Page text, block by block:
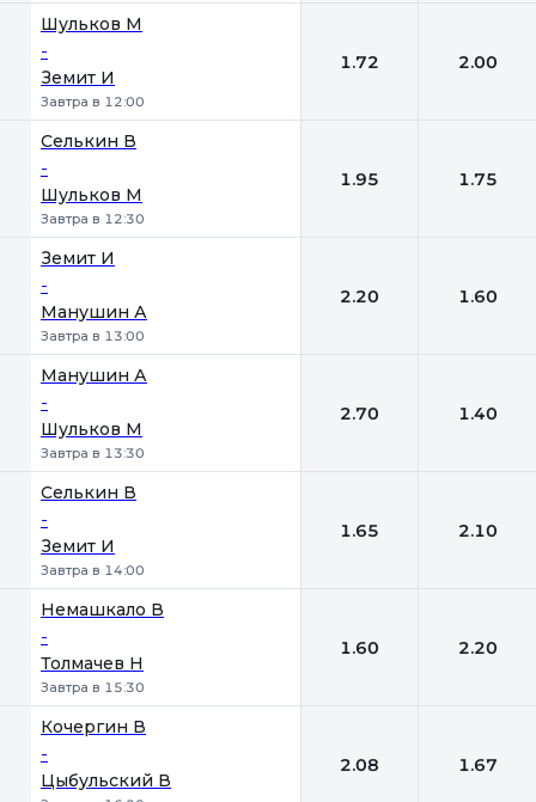
Шульков М
-
Земит И
Завтра в 12:00
1.72 2.00
Селькин В
-
Шульков М
Завтра в 12:30
1.95 1.75
Земит И
-
Манушин А
Завтра в 13:00
2.20 1.60
Манушин А
-
Шульков М
Завтра в 13:30
2.70 1.40
Селькин В
-
Земит И
Завтра в 14:00
1.65 2.10
Немашкало В
-
Толмачев Н
Завтра в 15:30
1.60 2.20
Кочергин В
-
Цыбульский В
2.08 1.67